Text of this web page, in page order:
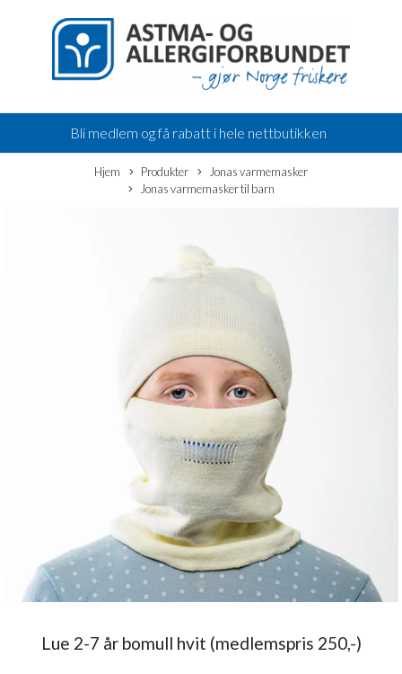
Bli medlem og få rabatt i hele nettbutikken
Hjem Produkter
Jonas varmemasker
Jonas varmemasker til barn
Lue 2-7 år bomull hvit (medlemspris 250,-)